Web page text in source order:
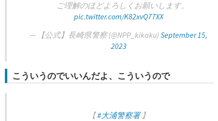
ご理解のほどよろしくお願いします。
pic.twitter.com/K82xvQ77XX
— 【公式】長崎県警察 (@NPP_kikaku) September 15,
2023
こういうのでいいんだよ、こういうので
【#大浦警察署】